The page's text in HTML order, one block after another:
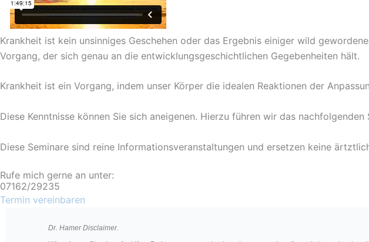
Krankheit ist kein unsinniges Geschehen oder das Ergebnis einiger wild
Vorgang, der sich genau an die entwicklungsgeschichtlichen Gegebenheiten hält.
Krankheit ist ein Vorgang, indem unser Körper die idealen Reaktionen der
Diese Kenntnisse können Sie sich aneigenen. Hierzu führen wir das nachfolgenden
Diese Seminare sind reine Informationsveranstaltungen und ersetzen keine
Rufe mich gerne an unter:
07162/29235
Termin vereinbaren
Dr. Hamer Disclaimer.